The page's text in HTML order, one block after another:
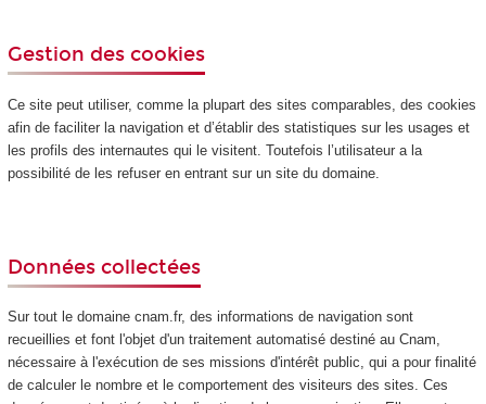
Gestion des cookies
Ce site peut utiliser, comme la plupart des sites comparables, des cookies
afin de faciliter la navigation et d’établir des statistiques sur les usages et
les profils des internautes qui le visitent. Toutefois l’utilisateur a la
possibilité de les refuser en entrant sur un site du domaine.
Données collectées
Sur tout le domaine cnam.fr, des informations de navigation sont
recueillies et font l'objet d'un traitement automatisé destiné au Cnam,
nécessaire à l'exécution de ses missions d'intérêt public, qui a pour finalité
de calculer le nombre et le comportement des visiteurs des sites. Ces